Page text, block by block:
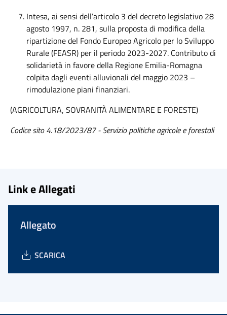
Intesa, ai sensi dell’articolo 3 del decreto legislativo 28
agosto 1997, n. 281, sulla proposta di modifica della
ripartizione del Fondo Europeo Agricolo per lo Sviluppo
Rurale (FEASR) per il periodo 2023-2027. Contributo di
solidarietà in favore della Regione Emilia-Romagna
colpita dagli eventi alluvionali del maggio 2023 –
rimodulazione piani finanziari.
(AGRICOLTURA, SOVRANITÀ ALIMENTARE E FORESTE)
Codice sito 4.18/2023/87 - Servizio politiche agricole e forestali
Link e Allegati
Allegato
SCARICA